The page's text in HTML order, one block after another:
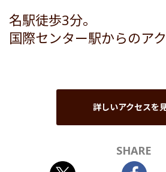
名駅徒歩3分。
国際センター駅からのア
詳しいアクセスを
SHARE